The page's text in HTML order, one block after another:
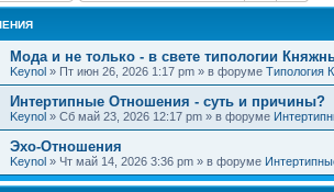
Мода и не только - в свете типологии
Keynol » Пт июн 26, 2026 1:17 pm » в форуме Типология
Интертипные Отношения - суть и причины?
Keynol » Сб май 23, 2026 12:17 pm » в форуме
Эхо-Отношения
Keynol » Чт май 14, 2026 3:36 pm » в форуме